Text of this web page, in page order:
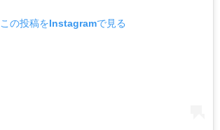
この投稿をInstagramで見る